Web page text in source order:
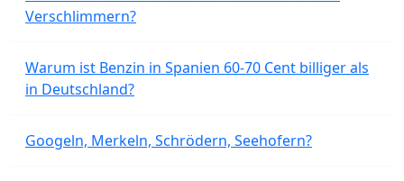
Verschlimmern?
Warum ist Benzin in Spanien 60-70 Cent billiger als
in Deutschland?
Googeln, Merkeln, Schrödern, Seehofern?